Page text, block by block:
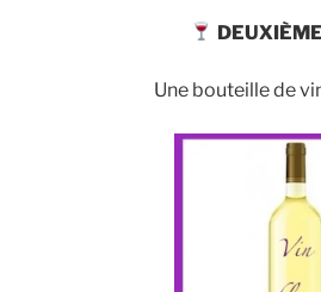
Une bouteille de